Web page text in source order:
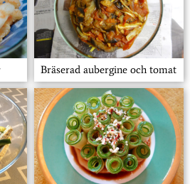
Bräserad aubergine och tomat